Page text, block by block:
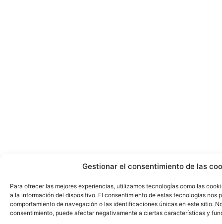
Gestionar el consentimiento de las
Para ofrecer las mejores experiencias, utilizamos tecnologías como las
a la información del dispositivo. El consentimiento de estas tecnologías nos
comportamiento de navegación o las identificaciones únicas en este sitio.
consentimiento, puede afectar negativamente a ciertas características y